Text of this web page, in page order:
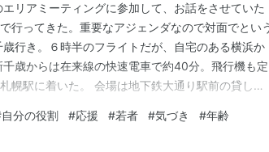
リアミーティングに参加して、お話をさせていた
行ってきた。重要なアジェンダなので対面でとい
行き。６時半のフライトだが、自宅のある横浜か
歳からは在来線の快速電車で約40分。飛行機も定
幌駅に着いた。 会場は地下鉄大通り駅前の貸し会
距離の近さを感じさせられた。 帰りは17時半のフ
たのだが、渋滞で…
自分の役割 #応援 #若者 #気づき #年齢